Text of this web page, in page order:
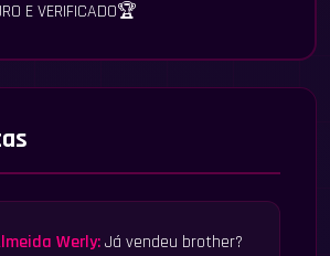
E VERIFICADO🏆
Werly:Já vendeu brother?